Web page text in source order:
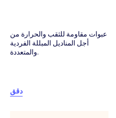
عبوات مقاومة للثقب والحرارة من
أجل المناديل المبللة الفردية
والمتعددة.
دقق